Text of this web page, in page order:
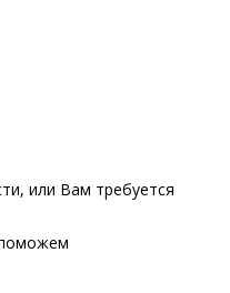
или Вам требуется